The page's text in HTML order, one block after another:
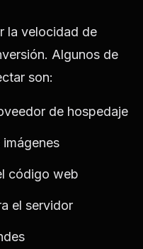
la velocidad de
Algunos de
son:
de hospedaje
código web
el servidor